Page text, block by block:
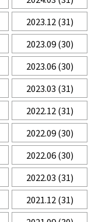
2023.12(31)
2023.09(30)
2023.06(30)
2023.03 (31)
2022.12(31)
2022.09(30)
2022.06(30)
2022.03 (31)
2021.12(31)